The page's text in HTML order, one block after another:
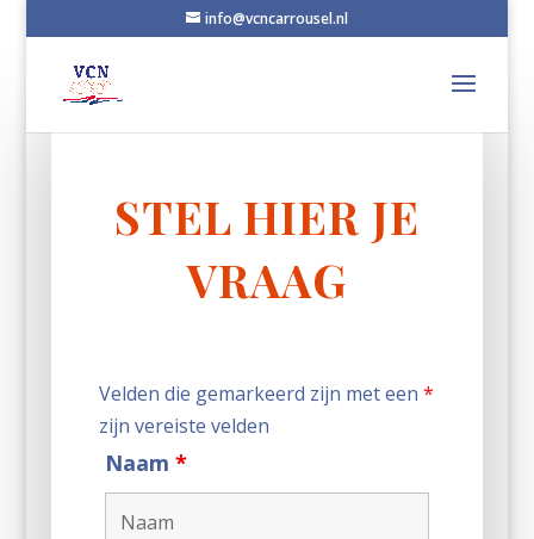
info@vcncarrousel.nl
STEL HIER JE
VRAAG
Velden die gemarkeerd zijn met een *
zijn vereiste velden
Naam *